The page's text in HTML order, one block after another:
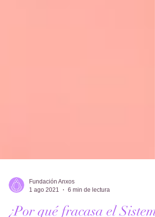
Fundación Anxos
1 ago 2021
6 min de lectura